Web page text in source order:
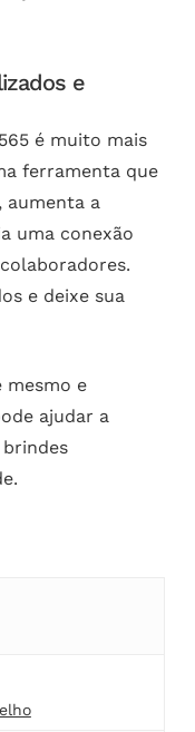
e
é muito mais
ferramenta que
aumenta a
uma conexão
e deixe sua
mesmo e
ajudar a